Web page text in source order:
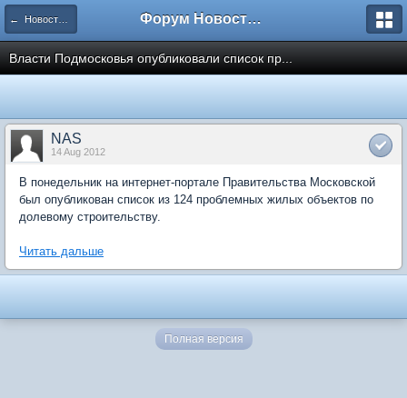
← Новости рынка недвижимости Форум Новостройки
Власти Подмосковья опубликовали список пр...
NAS
14 Aug 2012
В понедельник на интернет-портале Правительства Московской
был опубликован список из 124 проблемных жилых объектов по
долевому строительству.
Читать дальше
Полная версия